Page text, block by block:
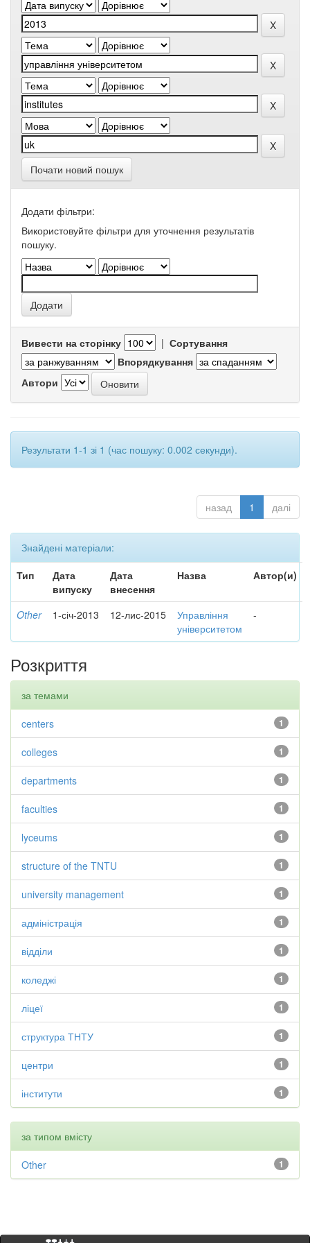
Почати новий пошук
Додати фільтри:
Використовуйте фільтри для уточнення результатів
пошуку.
Вивести на сторінку | Сортування
Впорядкування
Автори
Результати 1-1 зі 1 (час пошуку: 0.002 секунди).
назад 1 далі
Знайдені матеріали:
Тип
Дата
випуску
Дата
внесення
Назва Автор(и)
Other 1-січ-2013 12-лис-2015
Управління
університетом
-
Розкриття
за темами
1
centers
1
colleges
1
departments
1
faculties
1
lyceums
1
structure of the TNTU
1
university management
1
адміністрація
1
відділи
1
коледжі
1
ліцеї
1
структура ТНТУ
1
центри
1
інститути
за типом вмісту
1
Other